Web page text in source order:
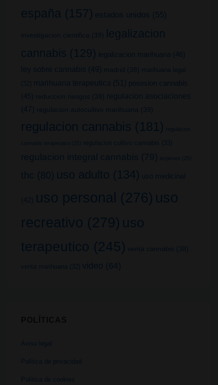
españa (157) estados unidos (55)
investigacion cientifica (39)
legalizacion
cannabis (129) legalizacion marihuana (46)
ley sobre cannabis (49) madrid (38)
marihuana legal
(32)
marihuana terapeutica (51) posesion cannabis
(45) reduccion riesgos (38)
regulacion asociaciones
(47) regulacion autocultivo marihuana (39)
regulacion cannabis (181) regulacion
cannabis terapeutico (25) regulacion cultivo cannabis (33)
regulacion integral cannabis (79) terpenos (25)
thc (80) uso adulto (134) uso medicinal
(42) uso personal (276) uso
recreativo (279) uso
terapeutico (245) venta cannabis (38)
venta marihuana (32) video (64)
Aviso legal
Política de privacidad
Política de cookies